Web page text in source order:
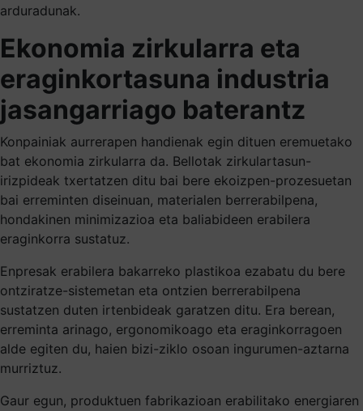
arduradunak.
Ekonomia zirkularra eta
eraginkortasuna industria
jasangarriago baterantz
Konpainiak aurrerapen handienak egin dituen eremuetako
bat ekonomia zirkularra da. Bellotak zirkulartasun-
irizpideak txertatzen ditu bai bere ekoizpen-prozesuetan
bai erreminten diseinuan, materialen berrerabilpena,
hondakinen minimizazioa eta baliabideen erabilera
eraginkorra sustatuz.
Enpresak erabilera bakarreko plastikoa ezabatu du bere
ontziratze-sistemetan eta ontzien berrerabilpena
sustatzen duten irtenbideak garatzen ditu. Era berean,
erreminta arinago, ergonomikoago eta eraginkorragoen
alde egiten du, haien bizi-ziklo osoan ingurumen-aztarna
murriztuz.
Gaur egun, produktuen fabrikazioan erabilitako energiaren